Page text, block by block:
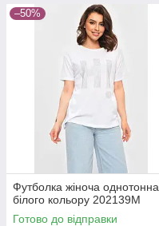
–50%
Футболка жіноча однотонна
білого кольору 202139M
Готово до відправки